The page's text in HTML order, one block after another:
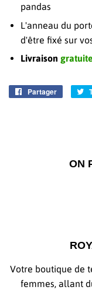
pandas
L'anneau du
d'être fixé sur
Livraison gratuite
Partager
Partager
ON
Votre boutique de
femmes, allant